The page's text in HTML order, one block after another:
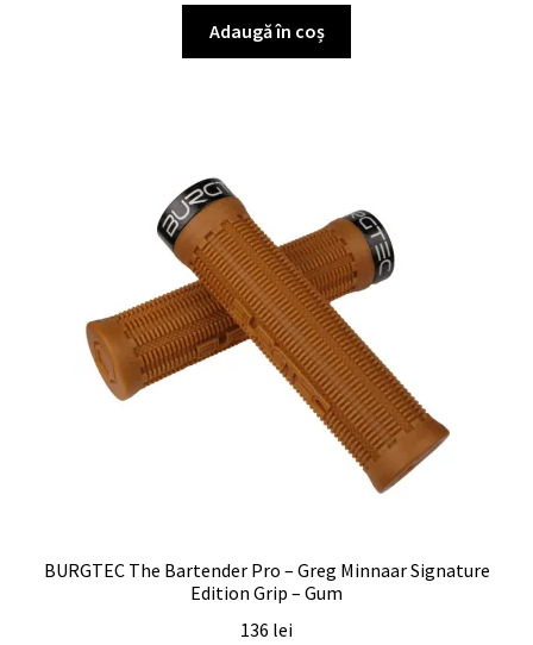
Adaugă în coș
BURGTEC The Bartender Pro – Greg Minnaar Signature
Edition Grip – Gum
136 lei